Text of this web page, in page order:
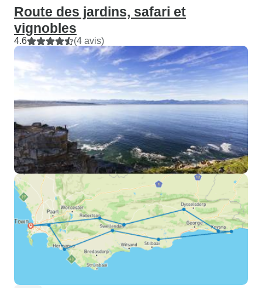
Route des jardins, safari et
vignobles
4.6 (4 avis)